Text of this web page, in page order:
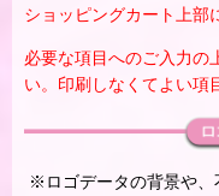
ショッピングカート上部
必要な項目へのご入力の
い。印刷しなくてよい項
※ロゴデータの背景や、